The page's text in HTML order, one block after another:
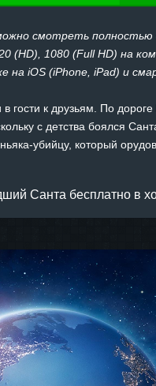
смотреть
(HD), 1080 (Full HD) на
на iOS (iPhone, iPad) и
гости к друзьям. По
с детства боялся
убийцу, который
Санта бесплатно в